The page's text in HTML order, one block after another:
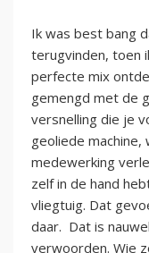
Ik was best bang
terugvinden, toen
perfecte mix
gemengd met de
versnelling die je
geoliede machine,
medewerking
zelf in de hand
vliegtuig. Dat
daar. Dat is
verwoorden. Wie